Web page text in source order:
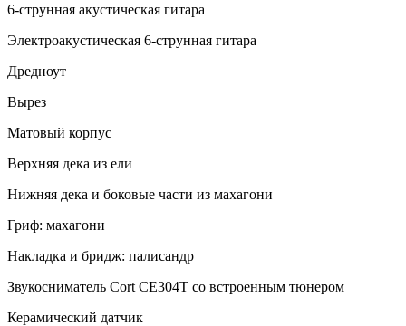
6-струнная акустическая гитара
Электроакустическая 6-струнная гитара
Дредноут
Вырез
Матовый корпус
Верхняя дека из ели
Нижняя дека и боковые части из махагони
Гриф: махагони
Накладка и бридж: палисандр
Звукосниматель Cort CE304T со встроенным тюнером
Керамический датчик